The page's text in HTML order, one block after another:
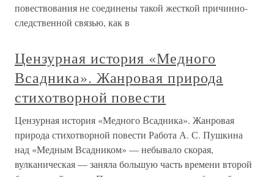
повествования не соединены такой жесткой причинно-
следственной связью, как в
Цензурная история «Медного
Всадника». Жанровая природа
стихотворной повести
Цензурная история «Медного Всадника». Жанровая
природа стихотворной повести Работа А. С. Пушкина
над «Медным Всадником» — небывало скорая,
вулканическая — заняла большую часть времени второй